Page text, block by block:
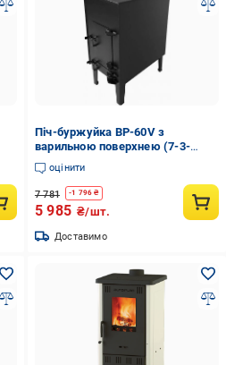
Піч-буржуйка BP-60V з
варильною поверхнею (7-3-
568748)
оцінити
7 781 -1 796 ₴
5 985 ₴/шт.
Доставимо